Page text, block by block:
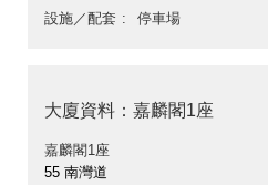
設施／配套
停車場
大廈資料：嘉麟閣1座
嘉麟閣1座
55 南灣道